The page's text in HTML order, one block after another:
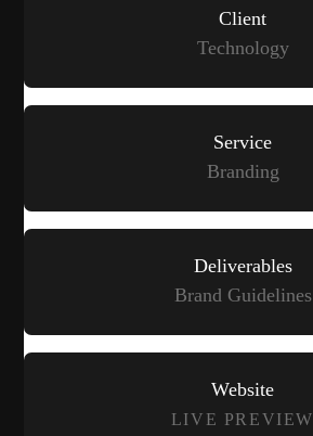
Client
Technology
Service
Branding
Deliverables
Brand Guidelines
Website
LIVE PREVIEW